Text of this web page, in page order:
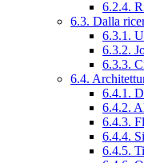
6.2.4.
6.3. Dalla
6.3.1.
6.3.2.
6.3.3.
6.4.
6.4.1.
6.4.2.
6.4.3.
6.4.4.
6.4.5.